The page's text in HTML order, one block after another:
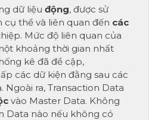
dữ liệu động, được sử
thể và liên quan đến các
Mức độ liên quan của
khoảng thời gian nhất
kê đã đề cập,
các dữ kiện đằng sau các
ra, Transaction Data
vào Master Data. Không
Data nào nếu không có